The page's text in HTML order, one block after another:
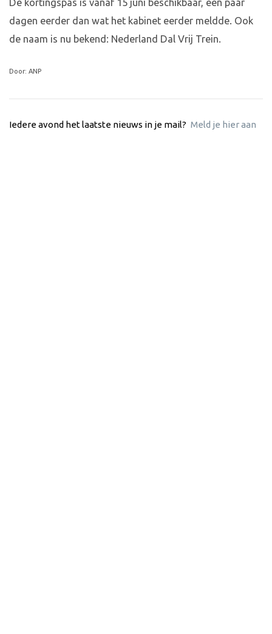
De kortingspas is vanaf 15 juni beschikbaar, een paar
dagen eerder dan wat het kabinet eerder meldde. Ook
de naam is nu bekend: Nederland Dal Vrij Trein.
Door: ANP
Iedere avond het laatste nieuws in je mail? Meld je hier aan